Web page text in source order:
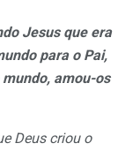
Jesus que era
para o Pai,
amou-os
Deus criou o